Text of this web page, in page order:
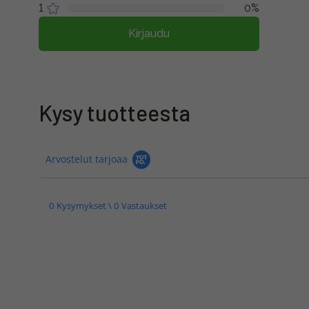
1
0%
Kirjaudu
Kysy tuotteesta
Arvostelut tarjoaa
0 Kysymykset \ 0 Vastaukset